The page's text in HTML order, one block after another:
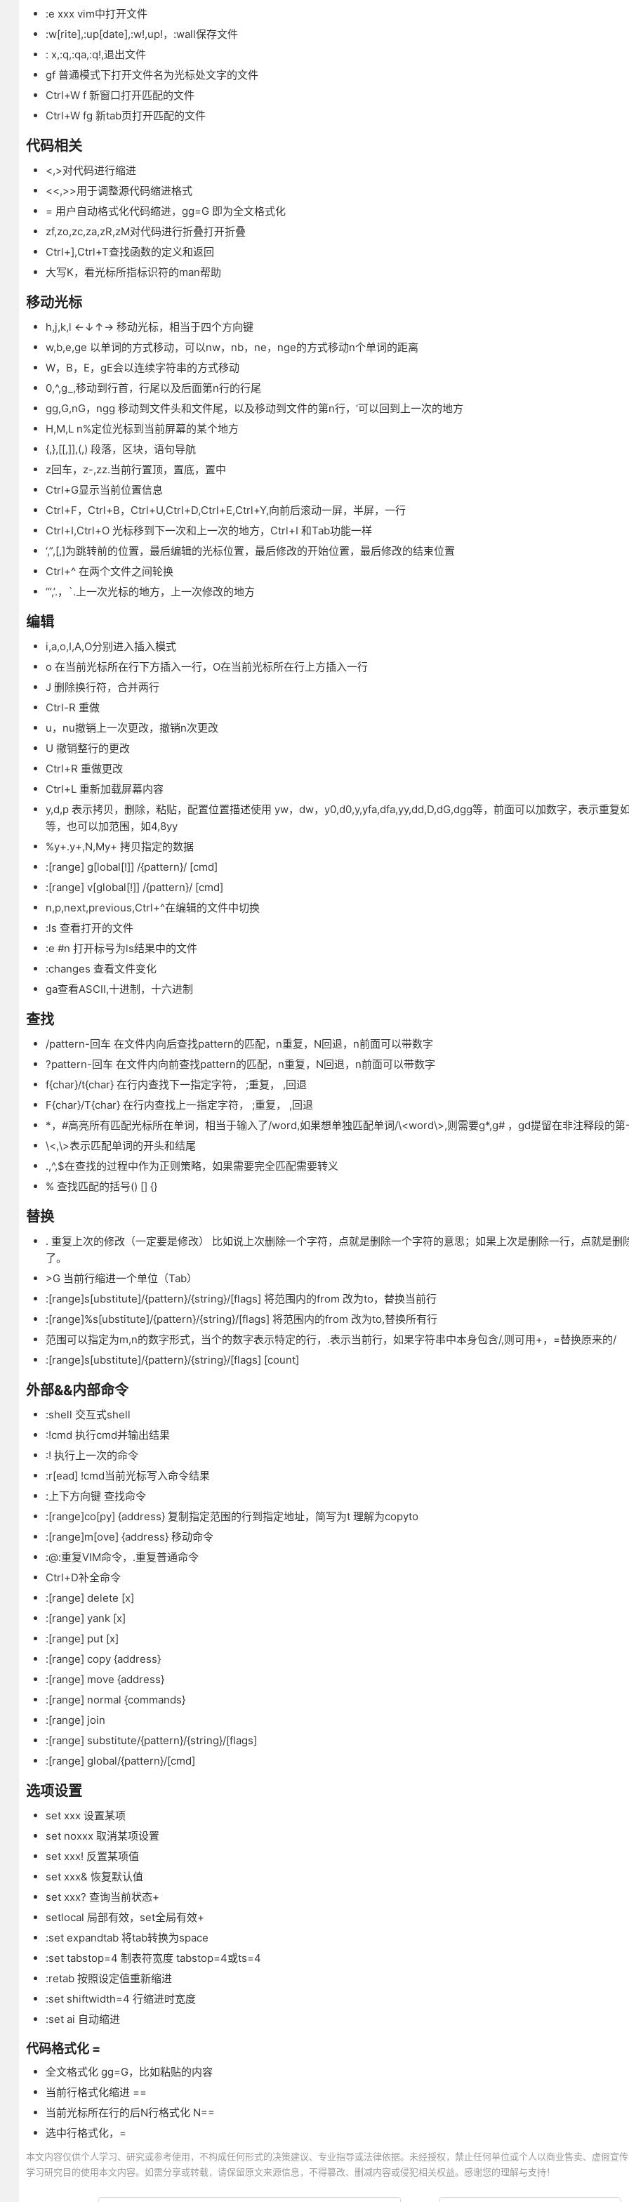
:e xxx vim中打开文件
:w[rite],:up[date],:w!,up!，:wall保存文件
: x,:q,:qa,:q!,退出文件
gf 普通模式下打开文件名为光标处文字的文件
Ctrl+W f 新窗口打开匹配的文件
Ctrl+W fg 新tab页打开匹配的文件
代码相关
<,>对代码进行缩进
<<,>>用于调整源代码缩进格式
= 用户自动格式化代码缩进，gg=G 即为全文格式化
zf,zo,zc,za,zR,zM对代码进行折叠打开折叠
Ctrl+],Ctrl+T查找函数的定义和返回
大写K，看光标所指标识符的man帮助
移动光标
h,j,k,l ←↓↑→ 移动光标，相当于四个方向键
w,b,e,ge 以单词的方式移动，可以nw，nb，ne，nge的方式移动n个单词的距离
W，B，E，gE会以连续字符串的方式移动
0,^,g_,移动到行首，行尾以及后面第n行的行尾
gg,G,nG，ngg 移动到文件头和文件尾，以及移动到文件的第n行，‘可以回到上一次的地方
H,M,L n%定位光标到当前屏幕的某个地方
{,},[[,]],(,) 段落，区块，语句导航
z回车，z-,zz.当前行置顶，置底，置中
Ctrl+G显示当前位置信息
Ctrl+F，Ctrl+B，Ctrl+U,Ctrl+D,Ctrl+E,Ctrl+Y,向前后滚动一屏，半屏，一行
Ctrl+I,Ctrl+O 光标移到下一次和上一次的地方，Ctrl+I 和Tab功能一样
‘,”,[,]为跳转前的位置，最后编辑的光标位置，最后修改的开始位置，最后修改的结束位置
Ctrl+^ 在两个文件之间轮换
‘“,’.，`.上一次光标的地方，上一次修改的地方
编辑
i,a,o,I,A,O分别进入插入模式
o 在当前光标所在行下方插入一行，O在当前光标所在行上方插入一行
J 删除换行符，合并两行
Ctrl-R 重做
u，nu撤销上一次更改，撤销n次更改
U 撤销整行的更改
Ctrl+R 重做更改
Ctrl+L 重新加载屏幕内容
y,d,p 表示拷贝，删除，粘贴，配置位置描述使用 yw，dw，y0,d0,y,yfa,dfa,yy,dd,D,dG,dgg等，前面可以加数字，表示重复
等，也可以加范围，如4,8yy
%y+.y+,N,My+ 拷贝指定的数据
:[range] g[lobal[!]] /{pattern}/ [cmd]
:[range] v[global[!]] /{pattern}/ [cmd]
n,p,next,previous,Ctrl+^在编辑的文件中切换
:ls 查看打开的文件
:e #n 打开标号为ls结果中的文件
:changes 查看文件变化
ga查看ASCII,十进制，十六进制
查找
/pattern-回车 在文件内向后查找pattern的匹配，n重复，N回退，n前面可以带数字
?pattern-回车 在文件内向前查找pattern的匹配，n重复，N回退，n前面可以带数字
f{char}/t{char} 在行内查找下一指定字符， ;重复， ,回退
F{char}/T{char} 在行内查找上一指定字符， ;重复， ,回退
*，#高亮所有匹配光标所在单词，相当于输入了/word,如果想单独匹配单词/\<word\>,则需要g*,g# ，gd提留在非注释段的第
\<,\>表示匹配单词的开头和结尾
.,^,$在查找的过程中作为正则策略，如果需要完全匹配需要转义
% 查找匹配的括号() [] {}
替换
. 重复上次的修改（一定要是修改） 比如说上次删除一个字符，点就是删除一个字符的意思；如果上次是删除一行，点就是删
了。
>G 当前行缩进一个单位（Tab）
:[range]s[ubstitute]/{pattern}/{string}/[flags] 将范围内的from 改为to，替换当前行
:[range]%s[ubstitute]/{pattern}/{string}/[flags] 将范围内的from 改为to,替换所有行
范围可以指定为m,n的数字形式，当个的数字表示特定的行，.表示当前行，如果字符串中本身包含/,则可用+，=替换原来的/
:[range]s[ubstitute]/{pattern}/{string}/[flags] [count]
外部&&内部命令
:shell 交互式shell
:!cmd 执行cmd并输出结果
:! 执行上一次的命令
:r[ead] !cmd当前光标写入命令结果
:上下方向键 查找命令
:[range]co[py] {address} 复制指定范围的行到指定地址，简写为t 理解为copyto
:[range]m[ove] {address} 移动命令
:@:重复VIM命令，.重复普通命令
Ctrl+D补全命令
:[range] delete [x]
:[range] yank [x]
:[range] put [x]
:[range] copy {address}
:[range] move {address}
:[range] normal {commands}
:[range] join
:[range] substitute/{pattern}/{string}/[flags]
:[range] global/{pattern}/[cmd]
选项设置
set xxx 设置某项
set noxxx 取消某项设置
set xxx! 反置某项值
set xxx& 恢复默认值
set xxx? 查询当前状态+
setlocal 局部有效，set全局有效+
:set expandtab 将tab转换为space
:set tabstop=4 制表符宽度 tabstop=4或ts=4
:retab 按照设定值重新缩进
:set shiftwidth=4 行缩进时宽度
:set ai 自动缩进
代码格式化 =
全文格式化 gg=G，比如粘贴的内容
当前行格式化缩进 ==
当前光标所在行的后N行格式化 N==
选中行格式化，=
本文内容仅供个人学习、研究或参考使用，不构成任何形式的决策建议、专业指导或法律依据。未经授权，禁止任何单位或个人以商业售卖、虚假宣
学习研究目的使用本文内容。如需分享或转载，请保留原文来源信息，不得篡改、删减内容或侵犯相关权益。感谢您的理解与支持！